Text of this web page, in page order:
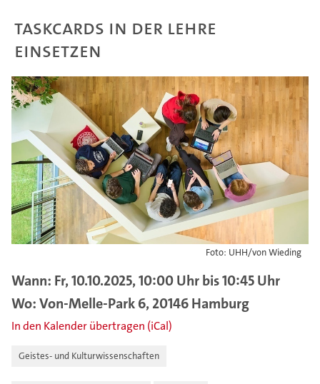
TaskCards in der Lehre
einsetzen
Foto: UHH/von Wieding
Wann: Fr, 10.10.2025, 10:00 Uhr bis 10:45 Uhr
Wo: Von-Melle-Park 6, 20146 Hamburg
In den Kalender übertragen (iCal)
Geistes- und Kulturwissenschaften